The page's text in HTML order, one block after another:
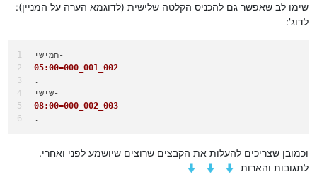
שימו לב שאפשר גם להכניס הקלטה שלישית (לדוגמא הערה על המניין):
לדוג':
חמישי-
05:00=000_001_002
.
שישי-
08:00=000_002_003
.
וכמובן שצריכים להעלות את הקבצים שרוצים שיושמע לפני ואחרי.
לתגובות והארות